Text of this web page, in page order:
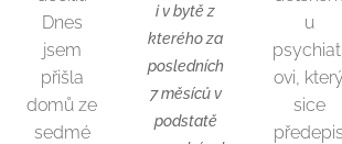
Dnes
jsem
přišla
domů ze
sedmé
i v bytě z
kterého za
posledních
7 měsíců v
podstatě
u
ovi, který
sice
předepis